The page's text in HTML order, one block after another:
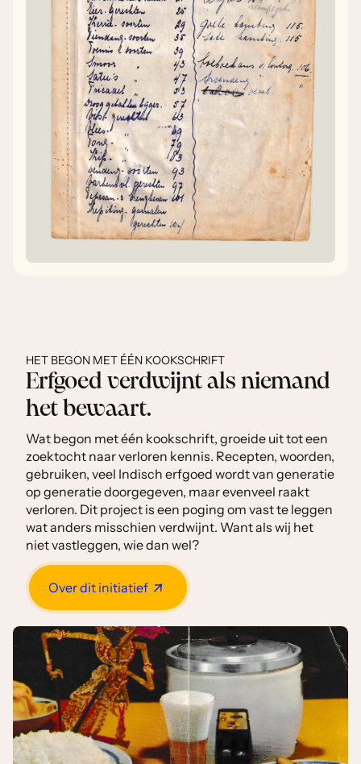
HET BEGON MET ÉÉN KOOKSCHRIFT
Erfgoed verdwijnt als niemand
het bewaart.
Wat begon met één kookschrift, groeide uit tot een
zoektocht naar verloren kennis. Recepten, woorden,
gebruiken, veel Indisch erfgoed wordt van generatie
op generatie doorgegeven, maar evenveel raakt
verloren. Dit project is een poging om vast te leggen
wat anders misschien verdwijnt. Want als wij het
niet vastleggen, wie dan wel?
Over dit initiatief